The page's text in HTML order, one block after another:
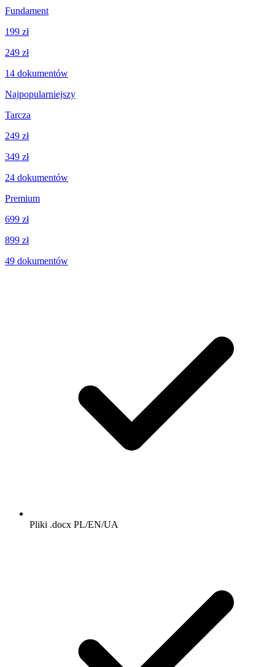
Fundament
199 zł
249 zł
14 dokumentów
Najpopularniejszy
Tarcza
249 zł
349 zł
24 dokumentów
Premium
699 zł
899 zł
49 dokumentów
Pliki .docx PL/EN/UA